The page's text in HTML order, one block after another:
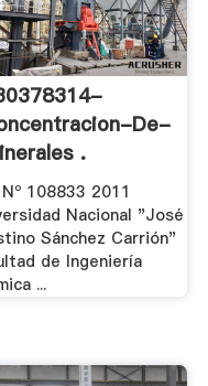
De-
.
108833 2011
Nacional "José
Sánchez Carrión"
de Ingeniería
...